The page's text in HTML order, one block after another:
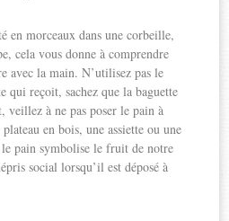
en morceaux dans une corbeille,
cela vous donne à comprendre
avec la main. N’utilisez pas le
qui reçoit, sachez que la baguette
veillez à ne pas poser le pain à
en bois, une assiette ou une
pain symbolise le fruit de notre
social lorsqu’il est déposé à